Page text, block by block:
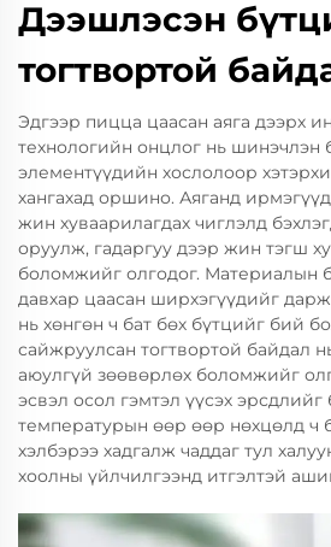
Дээшлэсэн
тогтвортой
Эдгээр пицца цаасан аяга дээрх
технологийн онцлог нь шинэчлэн
элементүүдийн хослолоор
хангахад оршино. Аяганд
жин хуваарилагдах чиглэлд
оруулж, гадаргуу дээр жин тэгш
боломжийг олгодог. Материалын
давхар цаасан ширхэгүүдийг
нь хөнгөн ч бат бөх бүтцийг бий
сайжруулсан тогтвортой байдал
аюулгүй зөөвөрлөх боломжийг
эсвэл осол гэмтэл үүсэх эрсдлийг
температурын өөр өөр нөхцөлд ч
хэлбэрээ хадгалж чаддаг тул
хоолны үйлчилгээнд итгэлтэй